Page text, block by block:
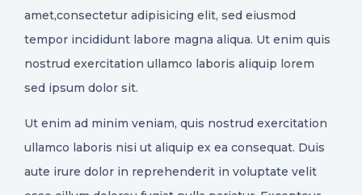
amet,consectetur adipisicing elit, sed eiusmod
tempor incididunt labore magna aliqua. Ut enim quis
nostrud exercitation ullamco laboris aliquip lorem
sed ipsum dolor sit.
Ut enim ad minim veniam, quis nostrud exercitation
ullamco laboris nisi ut aliquip ex ea consequat. Duis
aute irure dolor in reprehenderit in voluptate velit